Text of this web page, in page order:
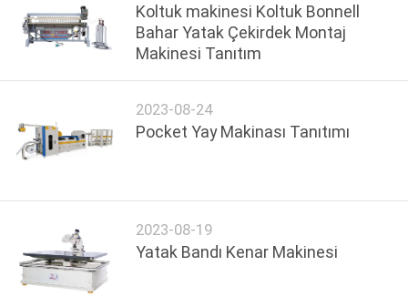
ULAŞIN
HABERLER
TÜM
TALEPLERI
VR
Koltuk makinesi Koltuk Bonnell
Bahar Yatak Çekirdek Montaj
Makinesi Tanıtım
2023-08-24
Pocket Yay Makinası Tanıtımı
2023-08-19
Yatak Bandı Kenar Makinesi